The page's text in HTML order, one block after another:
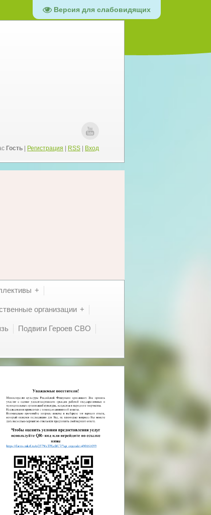
Версия для слабовидящих
Гость Регистрация RSS Вход
организации
Подвиги Героев СВО